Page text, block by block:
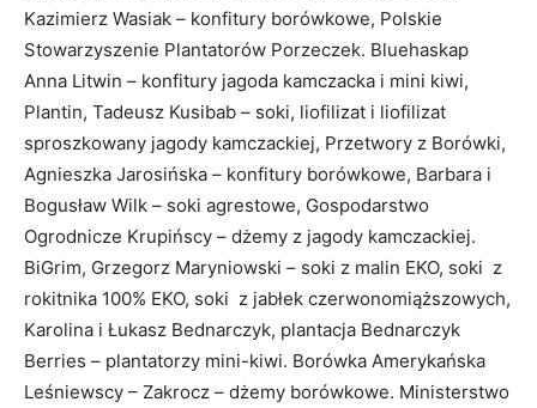
Kazimierz Wasiak – konfitury borówkowe, Polskie
Stowarzyszenie Plantatorów Porzeczek. Bluehaskap
Anna Litwin – konfitury jagoda kamczacka i mini kiwi,
Plantin, Tadeusz Kusibab – soki, liofilizat i liofilizat
sproszkowany jagody kamczackiej, Przetwory z Borówki,
Agnieszka Jarosińska – konfitury borówkowe, Barbara i
Bogusław Wilk – soki agrestowe, Gospodarstwo
Ogrodnicze Krupińscy – dżemy z jagody kamczackiej.
BiGrim, Grzegorz Maryniowski – soki z malin EKO, soki z
rokitnika 100% EKO, soki z jabłek czerwonomiąższowych,
Karolina i Łukasz Bednarczyk, plantacja Bednarczyk
Berries – plantatorzy mini-kiwi. Borówka Amerykańska
Leśniewscy – Zakrocz – dżemy borówkowe. Ministerstwo